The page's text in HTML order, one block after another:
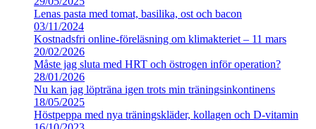
Lenas pasta med tomat, basilika, ost och bacon
03/11/2024
Kostnadsfri online-föreläsning om klimakteriet – 11 mars
20/02/2026
Måste jag sluta med HRT och östrogen inför operation?
28/01/2026
Nu kan jag löpträna igen trots min träningsinkontinens
18/05/2025
Höstpeppa med nya träningskläder, kollagen och D-vitamin